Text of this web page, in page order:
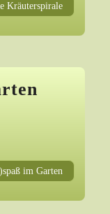
Kräuterspirale
im Garten